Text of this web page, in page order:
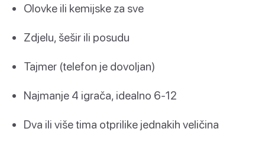
Olovke ili kemijske za sve
Zdjelu, šešir ili posudu
Tajmer (telefon je dovoljan)
Najmanje 4 igrača, idealno 6-12
Dva ili više tima otprilike jednakih veličina